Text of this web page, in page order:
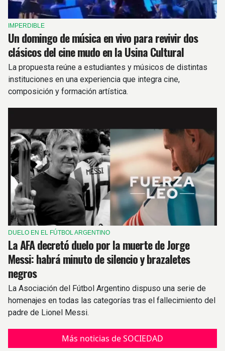
IMPERDIBLE
Un domingo de música en vivo para revivir dos
clásicos del cine mudo en la Usina Cultural
La propuesta reúne a estudiantes y músicos de distintas
instituciones en una experiencia que integra cine,
composición y formación artística.
DUELO EN EL FÚTBOL ARGENTINO
La AFA decretó duelo por la muerte de Jorge
Messi: habrá minuto de silencio y brazaletes
negros
La Asociación del Fútbol Argentino dispuso una serie de
homenajes en todas las categorías tras el fallecimiento del
padre de Lionel Messi.
Más noticias de SOCIEDAD